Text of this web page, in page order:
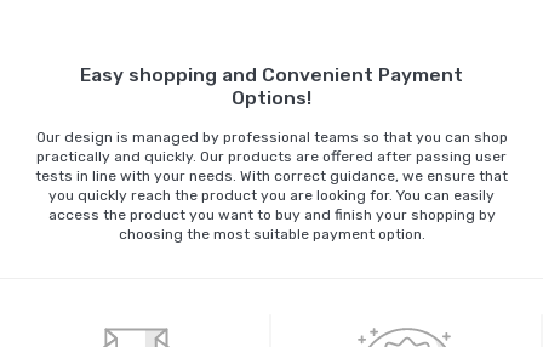
Easy shopping and Convenient Payment
Options!
Our design is managed by professional teams so that you can shop
practically and quickly. Our products are offered after passing user
tests in line with your needs. With correct guidance, we ensure that
you quickly reach the product you are looking for. You can easily
access the product you want to buy and finish your shopping by
choosing the most suitable payment option.